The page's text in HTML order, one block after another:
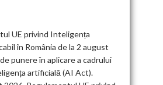
UE privind Inteligența
în România de la 2 august
punere în aplicare a cadrului
artificială (AI Act).